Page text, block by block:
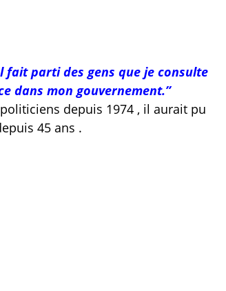
fait parti des gens que je consulte
mon gouvernement.’’
depuis 1974 , il aurait pu
45 ans .